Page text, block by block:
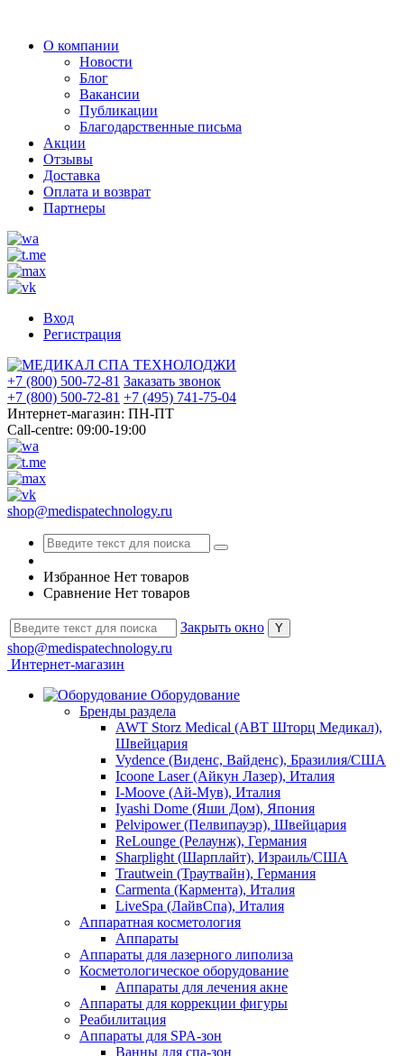
О компании
Новости
Блог
Вакансии
Публикации
Благодарственные письма
Акции
Отзывы
Доставка
Оплата и возврат
Партнеры
Вход
Регистрация
+7 (800) 500-72-81 Заказать звонок
+7 (800) 500-72-81 +7 (495) 741-75-04
Интернет-магазин: ПН-ПТ
Call-centre: 09:00-19:00
shop@medispatechnology.ru
Избранное Нет товаров
Сравнение Нет товаров
Закрыть окно
shop@medispatechnology.ru
Интернет-магазин
Оборудование
Бренды раздела
AWT Storz Medical (АВТ Шторц Медикал),
Швейцария
Vydence (Виденс, Вайденс), Бразилия/США
Icoone Laser (Айкун Лазер), Италия
I-Moove (Ай-Мув), Италия
Iyashi Dome (Яши Дом), Япония
Pelvipower (Пелвипауэр), Швейцария
ReLounge (Релаунж), Германия
Sharplight (Шарплайт), Израиль/США
Trautwein (Траутвайн), Германия
Carmenta (Кармента), Италия
LiveSpa (ЛайвСпа), Италия
Аппаратная косметология
Аппараты
Аппараты для лазерного липолиза
Косметологическое оборудование
Аппараты для лечения акне
Аппараты для коррекции фигуры
Реабилитация
Аппараты для SPA-зон
Ванны для спа-зон